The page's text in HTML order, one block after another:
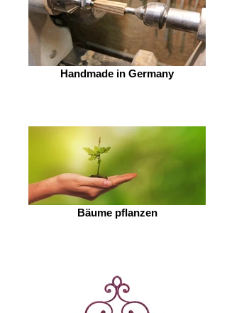
Handmade in Germany
Bäume pflanzen